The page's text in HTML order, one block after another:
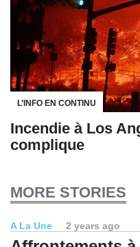
L’INFO EN CONTINU
Incendie à Los
complique
MORE STORIES
A La Une 2 years ago